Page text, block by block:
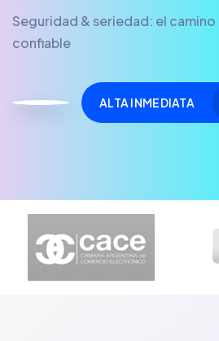
Seguridad & seriedad: el
confiable
ALTA INMEDIATA